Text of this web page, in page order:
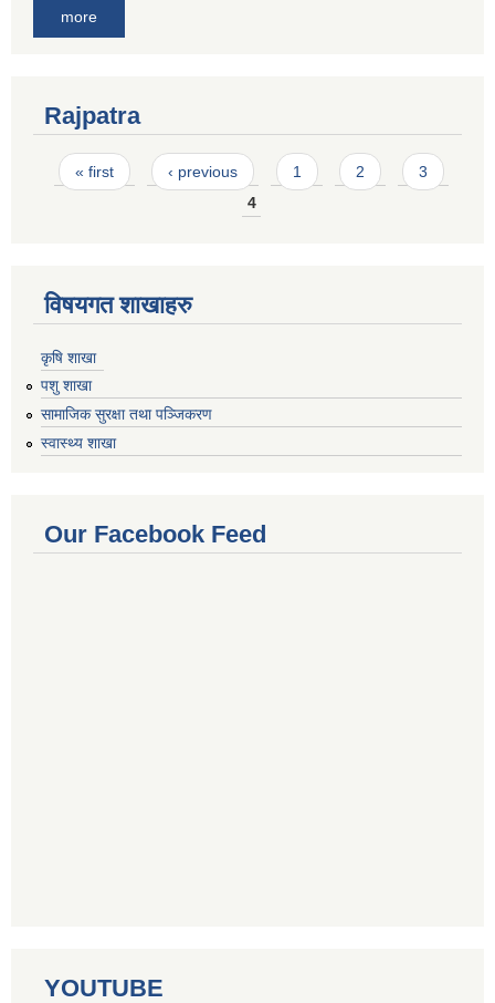
more
Rajpatra
Pages
« first ‹ previous 1 2
3
4
विषयगत शाखाहरु
कृषि शाखा
पशु शाखा
सामाजिक सुरक्षा तथा पञ्जिकरण
स्वास्थ्य शाखा
Our Facebook Feed
YOUTUBE